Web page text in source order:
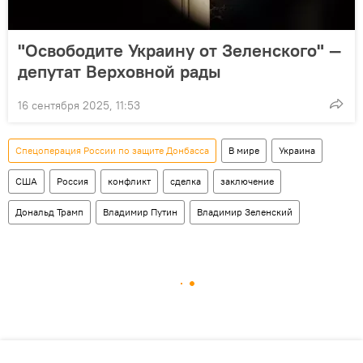
"Освободите Украину от Зеленского" —
депутат Верховной рады
16 сентября 2025, 11:53
Спецоперация России по защите Донбасса В мире Украина
США Россия конфликт сделка заключение
Дональд Трамп Владимир Путин Владимир Зеленский